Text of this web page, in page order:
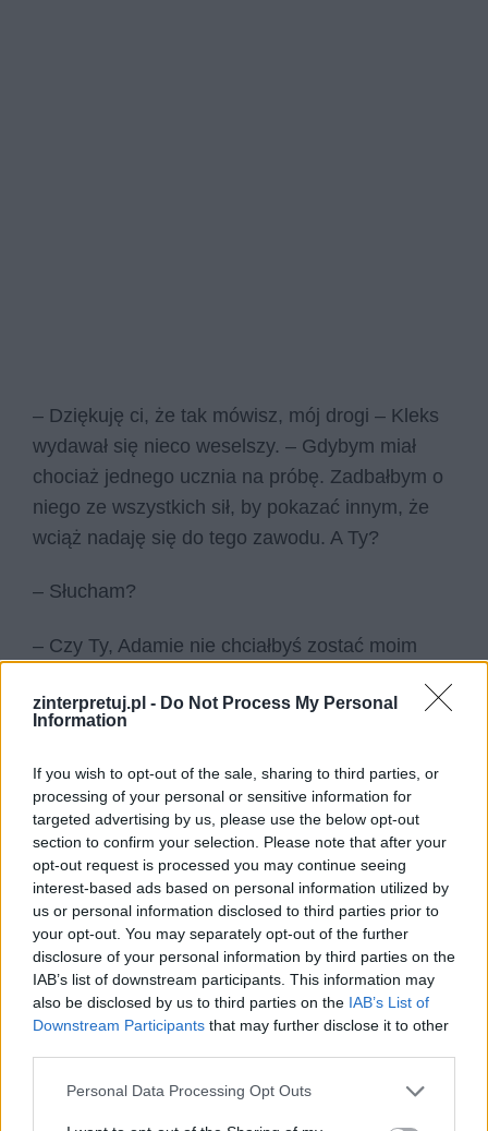
zinterpretuj.pl - Do Not Process My Personal
Information
If you wish to opt-out of the sale, sharing to third parties, or
processing of your personal or sensitive information for
targeted advertising by us, please use the below opt-out
section to confirm your selection. Please note that after your
opt-out request is processed you may continue seeing
interest-based ads based on personal information utilized by
us or personal information disclosed to third parties prior to
your opt-out. You may separately opt-out of the further
disclosure of your personal information by third parties on the
IAB’s list of downstream participants. This information may
also be disclosed by us to third parties on the IAB’s List of
Downstream Participants that may further disclose it to other
Personal Data Processing Opt Outs
– Dziękuję ci, że tak mówisz, mój drogi – Kleks
wydawał się nieco weselszy. – Gdybym miał
chociaż jednego ucznia na próbę. Zadbałbym o
niego ze wszystkich sił, by pokazać innym, że
wciąż nadaję się do tego zawodu. A Ty?
– Słucham?
– Czy Ty, Adamie nie chciałbyś zostać moim
wspominam go jako jednego z najlepszych
Zaniemówiłem. Czy właśnie Pan Kleks
proponował mi zostanie uczniem jego Akademii?
Czy to naprawdę nie jest sen?